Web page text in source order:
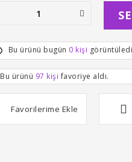
Bu ürünü bugün 0 kişi görüntüledi
Bu ürünü 97 kişi favoriye aldı.